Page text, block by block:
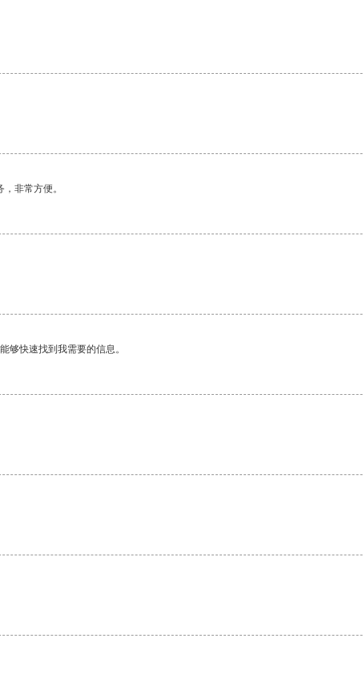
非常方便。
够快速找到我需要的信息。